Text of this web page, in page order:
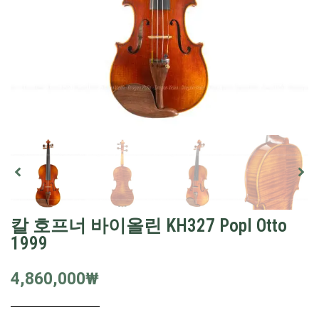
칼 호프너 바이올린 KH327 Popl Otto
1999
4,860,000₩